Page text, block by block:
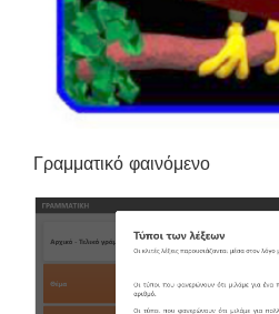
Γραμματικό φαινόμενο